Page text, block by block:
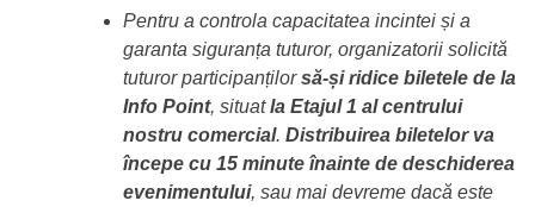
Pentru a controla capacitatea incintei și a
garanta siguranța tuturor, organizatorii solicită
tuturor participanțilorsă-și ridice biletele de la
Info Point, situatla Etajul 1 al centrului
nostru comercial. Distribuirea biletelor va
începe cu 15 minute înainte de deschiderea
evenimentului, sau mai devreme dacă este